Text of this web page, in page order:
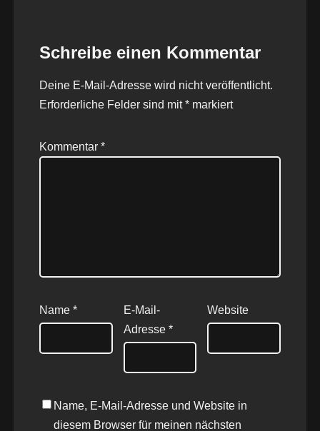
Schreibe einen Kommentar
Deine E-Mail-Adresse wird nicht veröffentlicht.
Erforderliche Felder sind mit*markiert
Kommentar *
Name *
E-Mail-
Adresse *
Website
Name, E-Mail-Adresse und Website in
diesem Browser für meinen nächsten